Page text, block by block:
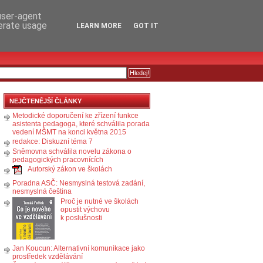
NEJČTENĚJŠÍ ČLÁNKY
Metodické doporučení ke zřízení funkce
asistenta pedagoga, které schválila porada
vedení MŠMT na konci května 2015
redakce: Diskuzní téma 7
Sněmovna schválila novelu zákona o
pedagogických pracovnících
Autorský zákon ve školách
Poradna ASČ: Nesmyslná testová zadání,
nesmyslná čeština
Proč je nutné ve školách
opustit výchovu
k poslušnosti
Jan Koucun: Alternativní komunikace jako
prostředek vzdělávání
agent
usage
LEARN MORE GOT IT